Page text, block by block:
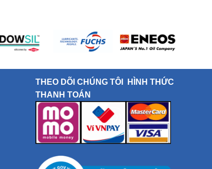
THEO DÕI CHÚNG TÔI
HÌNH THỨC
THANH TOÁN